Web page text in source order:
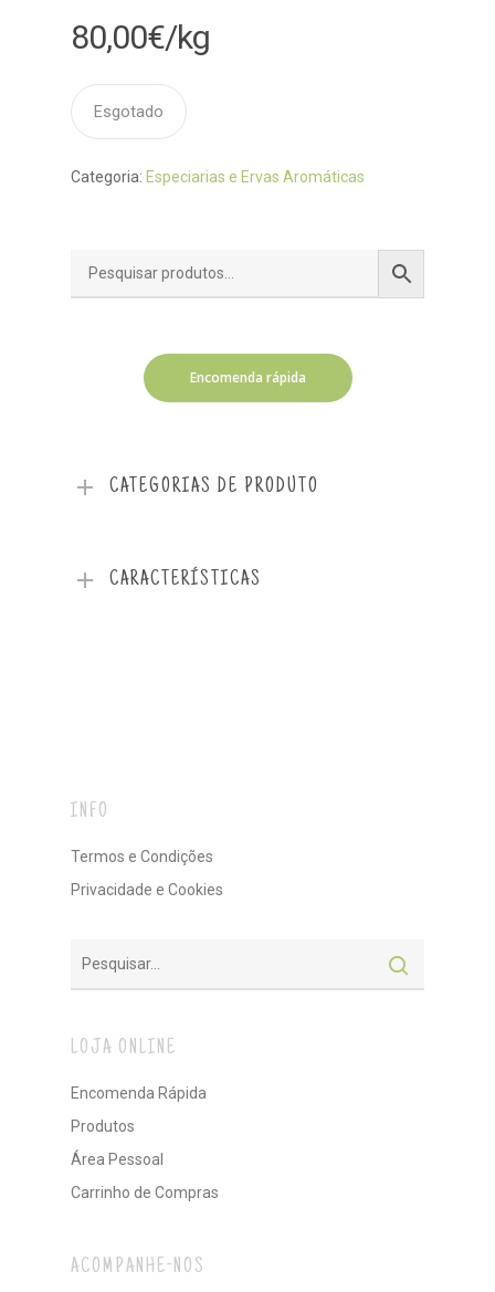
80,00€/kg
Esgotado
Categoria: Especiarias e Ervas Aromáticas
Encomenda rápida
CATEGORIAS DE PRODUTO
CARACTERÍSTICAS
INFO
Termos e Condições
Privacidade e Cookies
LOJA ONLINE
Encomenda Rápida
Produtos
Área Pessoal
Carrinho de Compras
ACOMPANHE-NOS